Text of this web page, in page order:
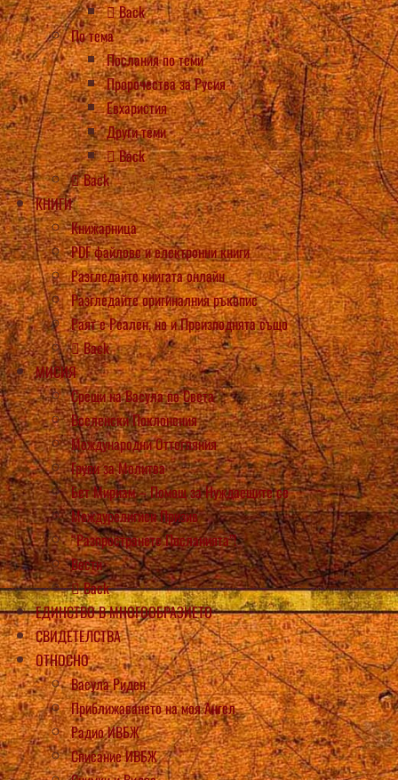
Back
По тема
Послания по теми
Пророчества за Русия
Евхаристия
Други теми
Back
Back
КНИГИ
Книжарница
PDF файлове и електронни книги
Разгледайте книгата онлайн
Разгледайте оригиналния ръкопис
Раят е Реален, но и Преизподнята също
Back
МИСИЯ
Срещи на Васула по Света
Вселенски Поклонения
Международни Оттегляния
Групи за Молитва
Бет Мириам – Помощ за Нуждаещите се
Междурелигиен Призив
“Разпространете Посланията”!
Вести
Back
ЕДИНСТВО В МНОГООБРАЗИЕТО
СВИДЕТЕЛСТВА
ОТНОСНО
Васула Риден
Приближаването на моя Ангел
Радио ИВБЖ
Списание ИВБЖ